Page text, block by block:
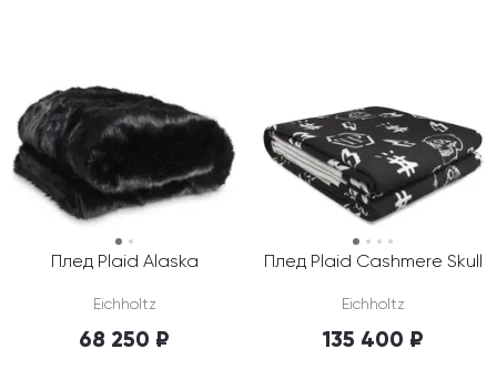
Плед Plaid Alaska
Eichholtz
68 250 ₽
Плед Plaid Cashmere Skull
Eichholtz
135 400 ₽